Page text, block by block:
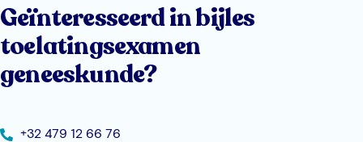
Geïnteresseerd in bijles
toelatingsexamen
geneeskunde?
+32 479 12 66 76